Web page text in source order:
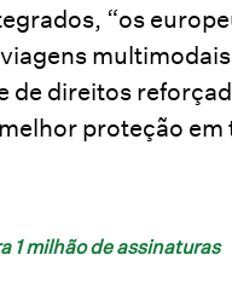
“os
multimodais
direitos
proteção em
1 milhão de assinaturas